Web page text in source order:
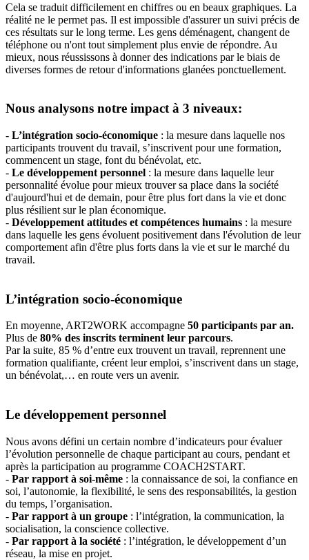
Cela se traduit difficilement en chiffres ou en beaux graphiques. La
réalité ne le permet pas. Il est impossible d'assurer un suivi précis de
ces résultats sur le long terme. Les gens déménagent, changent de
téléphone ou n'ont tout simplement plus envie de répondre. Au
mieux, nous réussissons à donner des indications par le biais de
diverses formes de retour d'informations glanées ponctuellement.
Nous analysons notre impact à 3 niveaux:
- L’intégration socio-économique : la mesure dans laquelle nos
participants trouvent du travail, s’inscrivent pour une formation,
commencent un stage, font du bénévolat, etc.
- Le développement personnel : la mesure dans laquelle leur
personnalité évolue pour mieux trouver sa place dans la société
d'aujourd'hui et de demain, pour être plus fort dans la vie et donc
plus résilient sur le plan économique.
- Développement attitudes et compétences humains : la mesure
dans laquelle les gens évoluent positivement dans l'évolution de leur
comportement afin d'être plus forts dans la vie et sur le marché du
travail.
L’intégration socio-économique
En moyenne, ART2WORK accompagne 50 participants par an.
Plus de 80% des inscrits terminent leur parcours.
Par la suite, 85 % d’entre eux trouvent un travail, reprennent une
formation qualifiante, créent leur emploi, s’inscrivent dans un stage,
un bénévolat,… en route vers un avenir.
Le développement personnel
Nous avons défini un certain nombre d’indicateurs pour évaluer
l’évolution personnelle de chaque participant au cours, pendant et
après la participation au programme COACH2START.
- Par rapport à soi-même : la connaissance de soi, la confiance en
soi, l’autonomie, la flexibilité, le sens des responsabilités, la gestion
du temps, l’organisation.
- Par rapport à un groupe : l’intégration, la communication, la
socialisation, la conscience collective.
- Par rapport à la société : l’intégration, le développement d’un
réseau, la mise en projet.